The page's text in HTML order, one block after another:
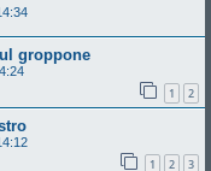
groppone
1 2
1 2 3